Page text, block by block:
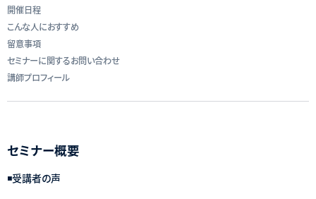
開催日程
こんな人におすすめ
留意事項
セミナーに関するお問い合わせ
講師プロフィール
セミナー概要
◾️受講者の声